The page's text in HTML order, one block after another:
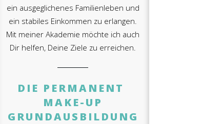
ein ausgeglichenes Familienleben und
ein stabiles Einkommen zu erlangen.
Mit meiner Akademie möchte ich auch
Dir helfen, Deine Ziele zu erreichen.
DIE PERMANENT
MAKE-UP
GRUNDAUSBILDUNG